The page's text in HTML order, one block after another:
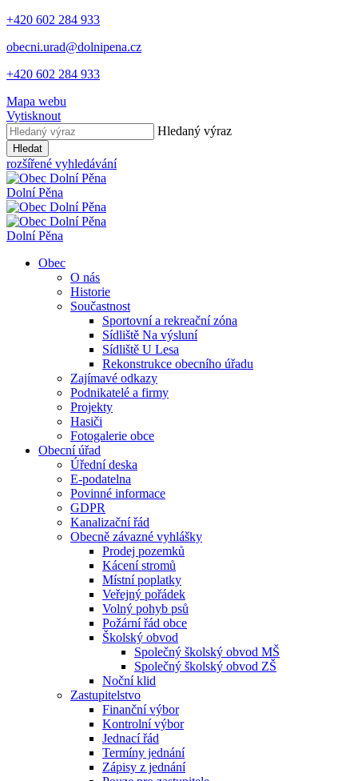
+420 602 284 933
obecni.urad@dolnipena.cz
+420 602 284 933
Mapa webu
Vytisknout
Hledaný výraz
Hledat
rozšířené vyhledávání
Dolní Pěna
Dolní Pěna
Obec
O nás
Historie
Součastnost
Sportovní a rekreační zóna
Sídliště Na výsluní
Sídliště U Lesa
Rekonstrukce obecního úřadu
Zajímavé odkazy
Podnikatelé a firmy
Projekty
Hasiči
Fotogalerie obce
Obecní úřad
Úřední deska
E-podatelna
Povinné informace
GDPR
Kanalizační řád
Obecně závazné vyhlášky
Prodej pozemků
Kácení stromů
Místní poplatky
Veřejný pořádek
Volný pohyb psů
Požární řád obce
Školský obvod
Společný školský obvod MŠ
Společný školský obvod ZŠ
Noční klid
Zastupitelstvo
Finanční výbor
Kontrolní výbor
Jednací řád
Termíny jednání
Zápisy z jednání